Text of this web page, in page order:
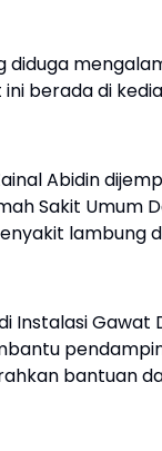
diduga
berada di
Abidin
Sakit Umum
lambung
Instalasi Gawat
bantuan